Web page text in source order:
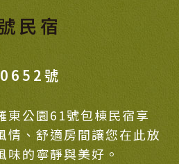
民宿
號
東公園61號包棟民宿享
情、舒適房間讓您在此放
的寧靜與美好。